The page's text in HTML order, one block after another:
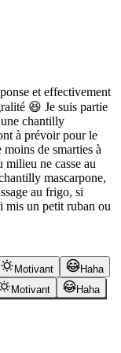
et effectivement
😆 Je suis partie
chantilly
à prévoir pour le
de smarties à
milieu ne casse au
mascarpone,
au frigo, si
mis un petit ruban ou
Motivant
Haha
Motivant
Haha